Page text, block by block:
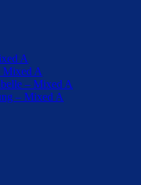
A
Mixed A
– Mixed A
– Mixed A